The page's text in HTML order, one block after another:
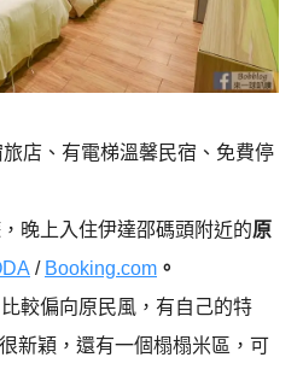
店、有電梯溫馨民宿、免費停
晚上入住伊達邵碼頭附近的原
/ Booking.com 。
較偏向原民風，有自己的特
新穎，還有一個榻榻米區，可